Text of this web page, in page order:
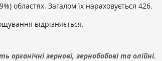
областях. Загалом їх нараховується 426.
відрізняється.
органічні зернові, зернобобові та олійні.